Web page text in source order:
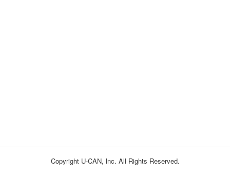
Copyright U-CAN, lnc. All Rights Reserved.